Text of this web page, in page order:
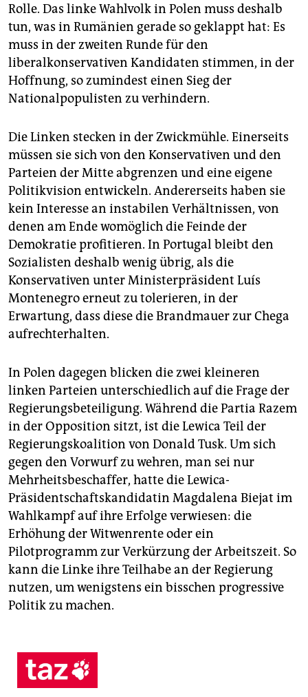
Rolle. Das linke Wahlvolk in Polen muss deshalb
tun, was in Rumänien gerade so geklappt hat: Es
muss in der zweiten Runde für den
liberalkonservativen Kandidaten stimmen, in der
Hoffnung, so zumindest einen Sieg der
Nationalpopulisten zu verhindern.
Die Linken stecken in der Zwickmühle. Einerseits
müssen sie sich von den Konservativen und den
Parteien der Mitte abgrenzen und eine eigene
Politikvision entwickeln. Andererseits haben sie
kein Interesse an instabilen Verhältnissen, von
denen am Ende womöglich die Feinde der
Demokratie profitieren. In Portugal bleibt den
Sozialisten deshalb wenig übrig, als die
Konservativen unter Ministerpräsident Luís
Montenegro erneut zu tolerieren, in der
Erwartung, dass diese die Brandmauer zur Chega
aufrechterhalten.
In Polen dagegen blicken die zwei kleineren
linken Parteien unterschiedlich auf die Frage der
Regierungsbeteiligung. Während die Partia Razem
in der Opposition sitzt, ist die Lewica Teil der
Regierungskoalition von Donald Tusk. Um sich
gegen den Vorwurf zu wehren, man sei nur
Mehrheitsbeschaffer, hatte die Lewica-
Präsidentschaftskandidatin Magdalena Biejat im
Wahlkampf auf ihre Erfolge verwiesen: die
Erhöhung der Witwenrente oder ein
Pilotprogramm zur Verkürzung der Arbeitszeit. So
kann die Linke ihre Teilhabe an der Regierung
nutzen, um wenigstens ein bisschen progressive
Politik zu machen.